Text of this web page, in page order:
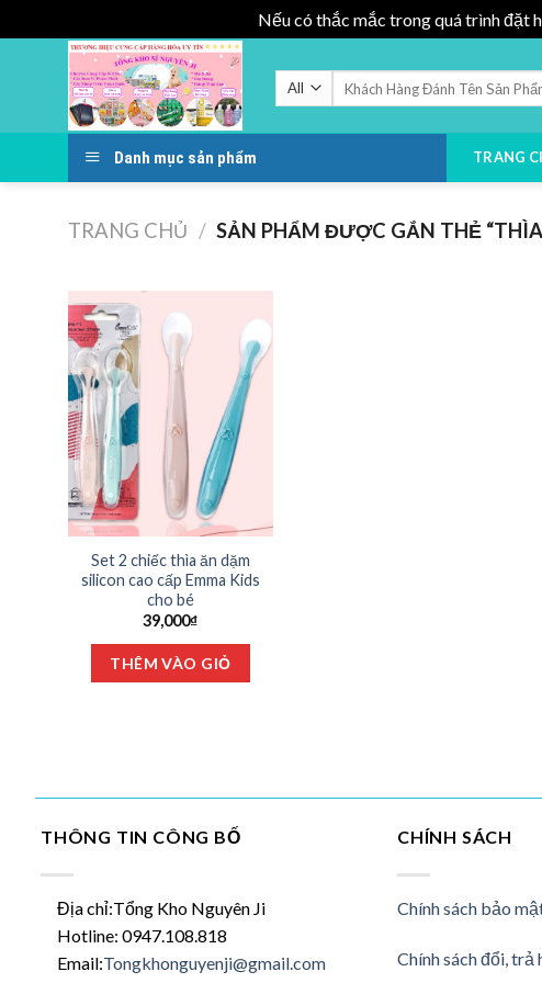
Nếu có thắc mắc trong quá trình đặt
Danh mục sản phẩm TRANG
TRANG CHỦ / SẢN PHẨM ĐƯỢC GẮN THẺ
Set 2 chiếc thìa ăn dặm
silicon cao cấp Emma Kids
cho bé
39,000₫
THÊM VÀO GIỎ
THÔNG TIN CÔNG BỐ
Địa chỉ:Tổng Kho Nguyên Ji
Hotline: 0947.108.818
Email:Tongkhonguyenji@gmail.com
CHÍNH SÁCH
Chính sách bảo
Chính sách đổi, trả